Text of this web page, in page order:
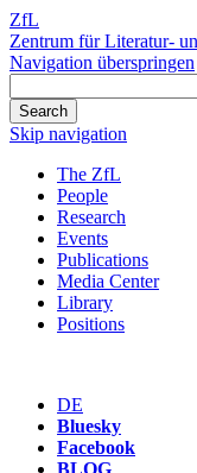
ZfL
Zentrum für Literatur-
Navigation überspringen
Skip navigation
The ZfL
People
Research
Events
Publications
Media Center
Library
Positions
DE
Bluesky
Facebook
BLOG